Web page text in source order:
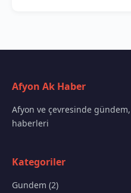
Afyon Ak Haber
Afyon ve çevresinde
haberleri
Kategoriler
Gundem (2)